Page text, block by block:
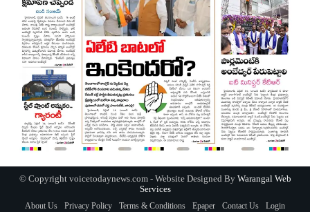
© Copyright voicetodaynews.com - Website Designed By Warangal Web
Services
About Us Privacy Policy Terms & Conditions Epaper Contact Us Login